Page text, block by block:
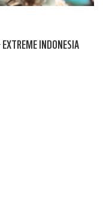
INDONESIA